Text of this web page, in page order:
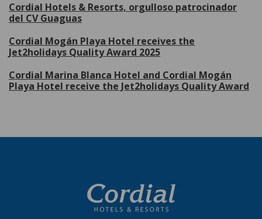
Cordial Hotels & Resorts, orgulloso patrocinador
del CV Guaguas
Cordial Mogán Playa Hotel receives the
Jet2holidays Quality Award 2025
Cordial Marina Blanca Hotel and Cordial Mogán
Playa Hotel receive the Jet2holidays Quality Award